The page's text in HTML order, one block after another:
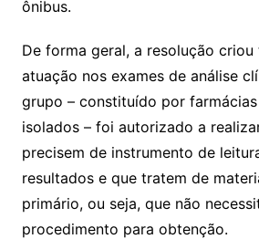
ônibus.
De forma geral, a resolução
atuação nos exames de análise
grupo – constituído por
isolados – foi autorizado a
precisem de instrumento de
resultados e que tratem de
primário, ou seja, que não
procedimento para obtenção.